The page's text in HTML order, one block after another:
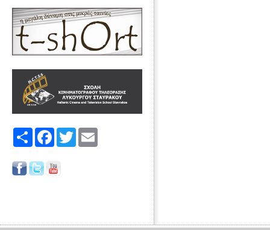
Share FacebookTwitter